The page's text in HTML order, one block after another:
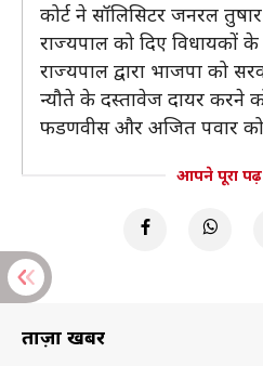
कोर्ट ने सॉलिसिटर जनरल
राज्यपाल को दिए विधायकों
राज्यपाल द्वारा भाजपा को
न्यौते के दस्तावेज दायर करने
फडणवीस और अजित पवार को
आपने पूरा पढ़
ताज़ा खबरें